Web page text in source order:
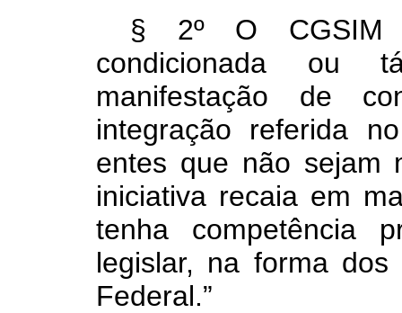
§ 2º O CGSIM
condicionada ou
manifestação de
integração referida
entes que não sejam
iniciativa recaia em
tenha competência
legislar, na forma
Federal.”